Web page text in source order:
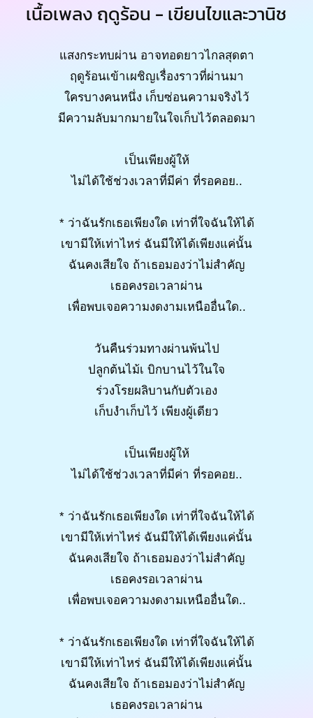
เนื้อเพลง ฤดูร้อน - เขียนไขและวานิช
แสงกระทบผ่าน อาจทอดยาวไกลสุดตา
ฤดูร้อนเข้าเผชิญเรื่องราวที่ผ่านมา
ใครบางคนหนึ่ง เก็บซ่อนความจริงไว้
มีความลับมากมายในใจเก็บไว้ตลอดมา
เป็นเพียงผู้ให้
ไม่ได้ใช้ช่วงเวลาที่มีค่า ที่รอคอย..
* ว่าฉันรักเธอเพียงใด เท่าที่ใจฉันให้ได้
เขามีให้เท่าไหร่ ฉันมีให้ได้เพียงแค่นั้น
ฉันคงเสียใจ ถ้าเธอมองว่าไม่สำคัญ
เธอคงรอเวลาผ่าน
เพื่อพบเจอความงดงามเหนืออื่นใด..
วันคืนร่วมทางผ่านพ้นไป
ปลูกต้นไม้เ บิกบานไว้ในใจ
ร่วงโรยผลิบานกับตัวเอง
เก็บงำเก็บไว้ เพียงผู้เดียว
เป็นเพียงผู้ให้
ไม่ได้ใช้ช่วงเวลาที่มีค่า ที่รอคอย..
* ว่าฉันรักเธอเพียงใด เท่าที่ใจฉันให้ได้
เขามีให้เท่าไหร่ ฉันมีให้ได้เพียงแค่นั้น
ฉันคงเสียใจ ถ้าเธอมองว่าไม่สำคัญ
เธอคงรอเวลาผ่าน
เพื่อพบเจอความงดงามเหนืออื่นใด..
* ว่าฉันรักเธอเพียงใด เท่าที่ใจฉันให้ได้
เขามีให้เท่าไหร่ ฉันมีให้ได้เพียงแค่นั้น
ฉันคงเสียใจ ถ้าเธอมองว่าไม่สำคัญ
เธอคงรอเวลาผ่าน